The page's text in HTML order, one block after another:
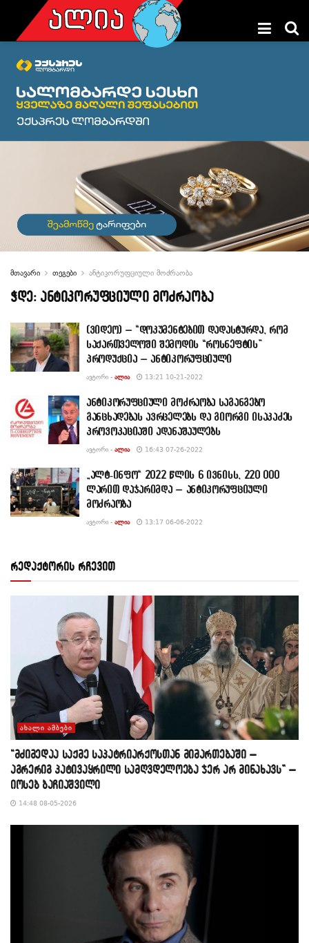
მთავარი თეგები ანტიკორუფციული მოძრაობა
ჭდე: ანტიკორუფციული მოძრაობა
(ვიდეო) – “დოკუმენტებით დადასტურდა, რომ
საქართველოში შემოდის “როსნეფტის”
პროდუქცია – ანტიკორუფციული
ᲐᲕᲢᲝᲠᲘ - ᲐᲚᲘᲐ 13:21 10-21-2022
ანტიკორუფციული მოძრაობა საგანგებო
განცხადებას ავრცელებს და გიორგი ისაკაძეს
პროვოკაციაში ადანაშაულებს
ᲐᲕᲢᲝᲠᲘ - ᲐᲚᲘᲐ 16:43 07-26-2022
„ალტ-ინფო“ 2022 წლის 6 ივნისს, 220 000
ლარით დაჯარიმდა – ანტიკორუფციული
მოძრაობა
ᲐᲕᲢᲝᲠᲘ - ᲐᲚᲘᲐ 13:17 06-06-2022
რედაქტორის რჩევით
ᲐᲮᲐᲚᲘ ᲐᲛᲑᲔᲑᲘ
“მძიმედაა საქმე საპატრიარქოსთან მიმართებაში –
აგრერიგ პატივაყრილი სამღვდელოება ჯერ არ მინახავს” –
იოსებ ბაჩიაშვილი
14:48 08-05-2026